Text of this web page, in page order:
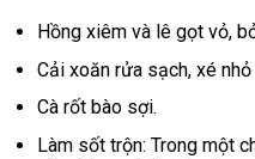
Hồng xiêm và lê gọt vỏ,
Cải xoăn rửa sạch, xé
Cà rốt bào sợi.
Làm sốt trộn: Trong một